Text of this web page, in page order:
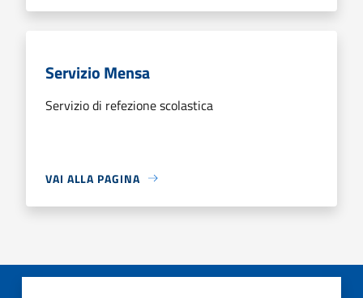
Servizio Mensa
Servizio di refezione scolastica
VAI ALLA PAGINA